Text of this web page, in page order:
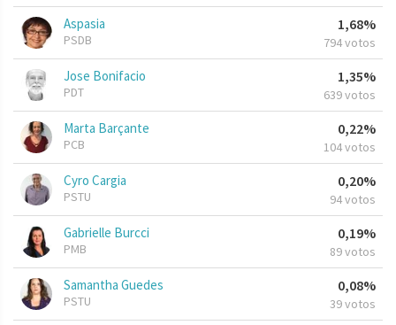
Aspasia
PSDB
1,68%
794 votos
Jose Bonifacio
PDT
1,35%
639 votos
Marta Barçante
PCB
0,22%
104 votos
Cyro Cargia
PSTU
0,20%
94 votos
Gabrielle Burcci
PMB
0,19%
89 votos
Samantha Guedes
PSTU
0,08%
39 votos